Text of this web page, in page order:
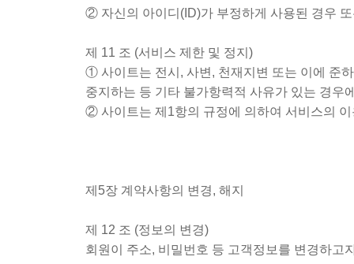
② 자신의 아이디(ID)가 부정하게 사용된 경우
제 11 조 (서비스 제한 및 정지)
① 사이트는 전시, 사변, 천재지변 또는 이에 준
중지하는 등 기타 불가항력적 사유가 있는 경우
② 사이트는 제1항의 규정에 의하여 서비스의
제5장 계약사항의 변경, 해지
제 12 조 (정보의 변경)
회원이 주소, 비밀번호 등 고객정보를 변경하고